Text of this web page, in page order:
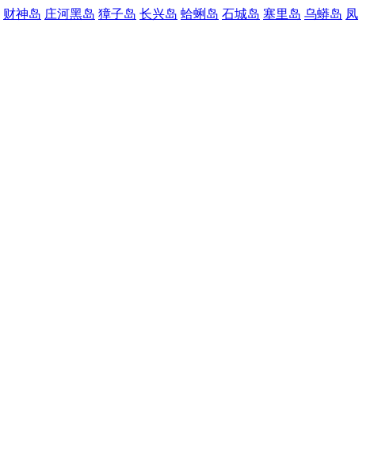
财神岛 庄河黑岛 獐子岛 长兴岛 蛤蜊岛 石城岛 塞里岛 乌蟒岛 凤